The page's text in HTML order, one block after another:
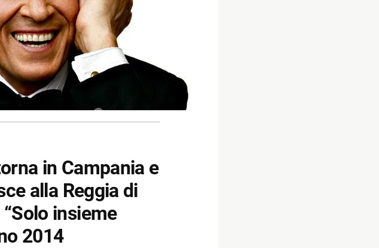
in Campania e
alla Reggia di
insieme
2014